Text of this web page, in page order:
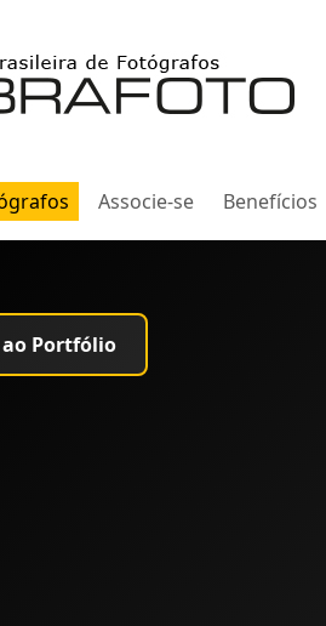
Associe-se Benefícios
Portfólio